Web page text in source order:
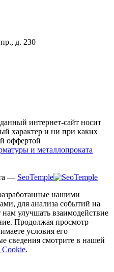
д. 230
интернет-сайт носит
характер и ни при каких
оффертой
и металлопроката
— SeoTemple
нашими
для анализа событий на
улучшать взаимодействие
Продолжая просмотр
условия его
сведения смотрите в нашей
.